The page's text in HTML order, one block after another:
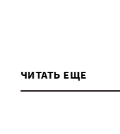
ЧИТАТЬ ЕЩЕ